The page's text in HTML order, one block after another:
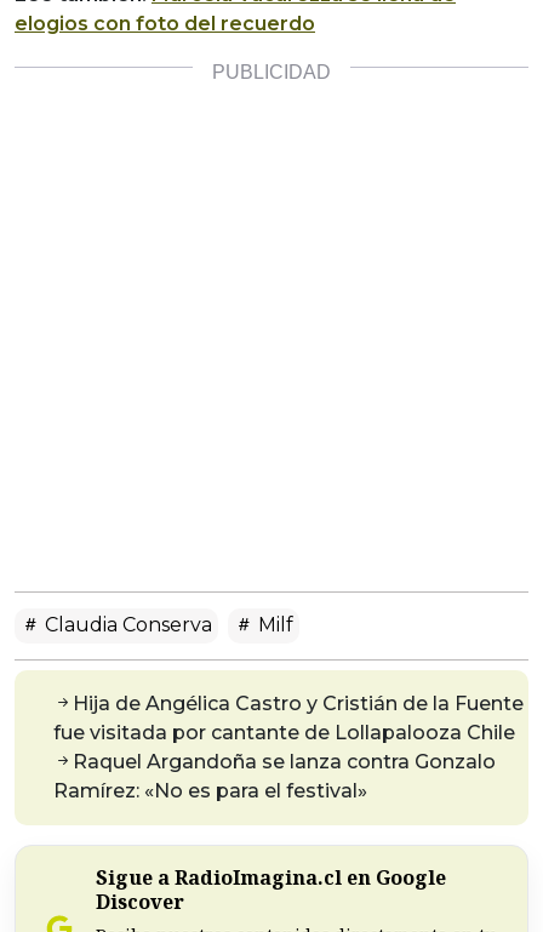
elogios con foto del recuerdo
Claudia Conserva Milf
Hija de Angélica Castro y Cristián de la Fuente
fue visitada por cantante de Lollapalooza Chile
Raquel Argandoña se lanza contra Gonzalo
Ramírez: «No es para el festival»
Sigue a RadioImagina.cl en Google
Discover